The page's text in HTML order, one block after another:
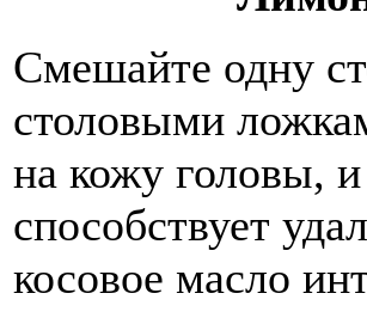
Смешайте одну
столовыми
на кожу головы,
способствует
косовое масло